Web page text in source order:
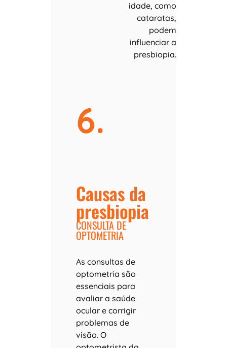
idade, como
cataratas,
podem
influenciar a
presbiopia.
6.
Causas da
presbiopia
CONSULTA DE
OPTOMETRIA
As consultas de
optometria são
essenciais para
avaliar a saúde
ocular e corrigir
problemas de
visão. O